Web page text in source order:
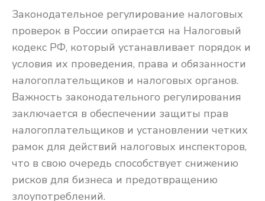
Законодательное регулирование налоговых
проверок в России опирается на Налоговый
кодекс РФ, который устанавливает порядок и
условия их проведения, права и обязанности
налогоплательщиков и налоговых органов.
Важность законодательного регулирования
заключается в обеспечении защиты прав
налогоплательщиков и установлении четких
рамок для действий налоговых инспекторов,
что в свою очередь способствует снижению
рисков для бизнеса и предотвращению
злоупотреблений.